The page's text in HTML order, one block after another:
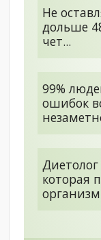
Не
дольше
чет...
99%
ошибок
которая